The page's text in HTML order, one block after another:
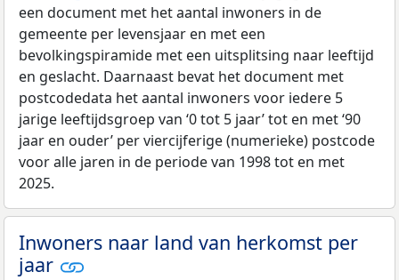
een document met het aantal inwoners in de
gemeente per levensjaar en met een
bevolkingspiramide met een uitsplitsing naar leeftijd
en geslacht. Daarnaast bevat het document met
postcodedata het aantal inwoners voor iedere 5
jarige leeftijdsgroep van ‘0 tot 5 jaar’ tot en met ‘90
jaar en ouder’ per viercijferige (numerieke) postcode
voor alle jaren in de periode van 1998 tot en met
2025.
Inwoners naar land van herkomst per
jaar